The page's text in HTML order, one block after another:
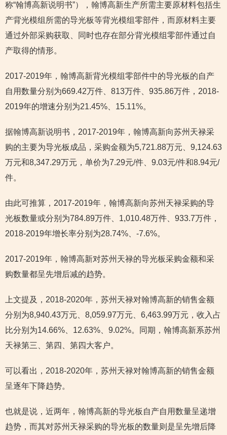
称“翰博高新说明书”），翰博高新生产所需主要原材料包括生
产背光模组所需的导光板等背光模组零部件，而原材料主要
通过外部采购获取、同时也存在部分背光模组零部件通过自
产取得的情形。
2017-2019年，翰博高新背光模组零部件中的导光板的自产
自用数量分别为669.42万件、813万件、935.86万件，2018-
2019年的增速分别为21.45%、15.11%。
据翰博高新说明书，2017-2019年，翰博高新向苏州天禄采
购的主要为导光板成品，采购金额为5,721.88万元、9,124.63
万元和8,347.29万元，单价为7.29元/件、9.03元/件和8.94元/
件。
由此可推算，2017-2019年，翰博高新向苏州天禄采购的导
光板数量或分别为784.89万件、1,010.48万件、933.7万件，
2018-2019年增长率分别为28.74%、-7.6%。
2017-2019年，翰博高新对苏州天禄的导光板采购金额和采
购数量都呈先增后减的趋势。
上文提及，2018-2020年，苏州天禄对翰博高新的销售金额
分别为8,940.43万元、8,059.97万元、6,463.99万元，收入占
比分别为14.66%、12.63%、9.02%。同期，翰博高新系苏州
天禄第三、第四、第四大客户。
可以看出，2018-2020年，苏州天禄对翰博高新的销售金额
呈逐年下降趋势。
也就是说，近两年，翰博高新的导光板自产自用数量呈递增
趋势，而其对苏州天禄采购的导光板的数量则是呈先增后降